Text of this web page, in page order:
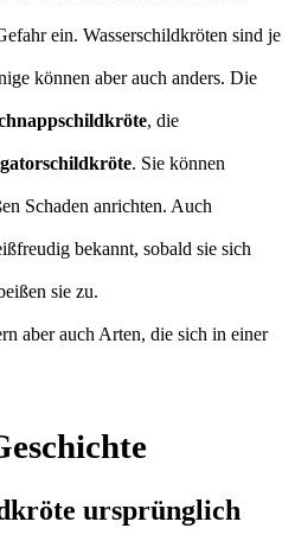
ein. Wasserschildkröten sind je
können aber auch anders. Die
, die
. Sie können
Schaden anrichten. Auch
bekannt, sobald sie sich
sie zu.
aber auch Arten, die sich in einer
ursprünglich